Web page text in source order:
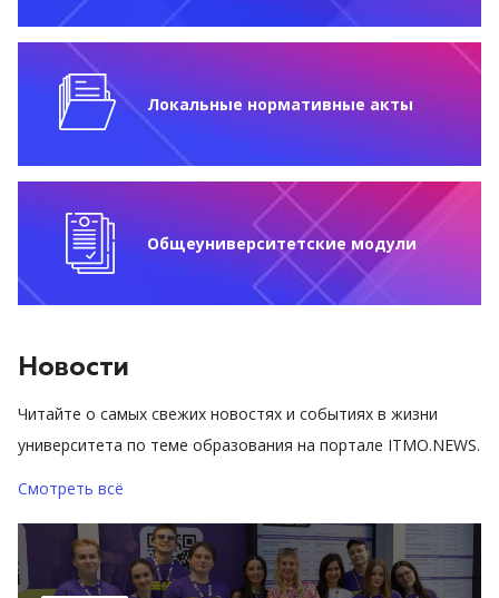
Локальные нормативные акты
Общеуниверситетские модули
Новости
Читайте о самых свежих новостях и событиях в жизни
университета по теме образования на портале ITMO.NEWS.
Смотреть всё